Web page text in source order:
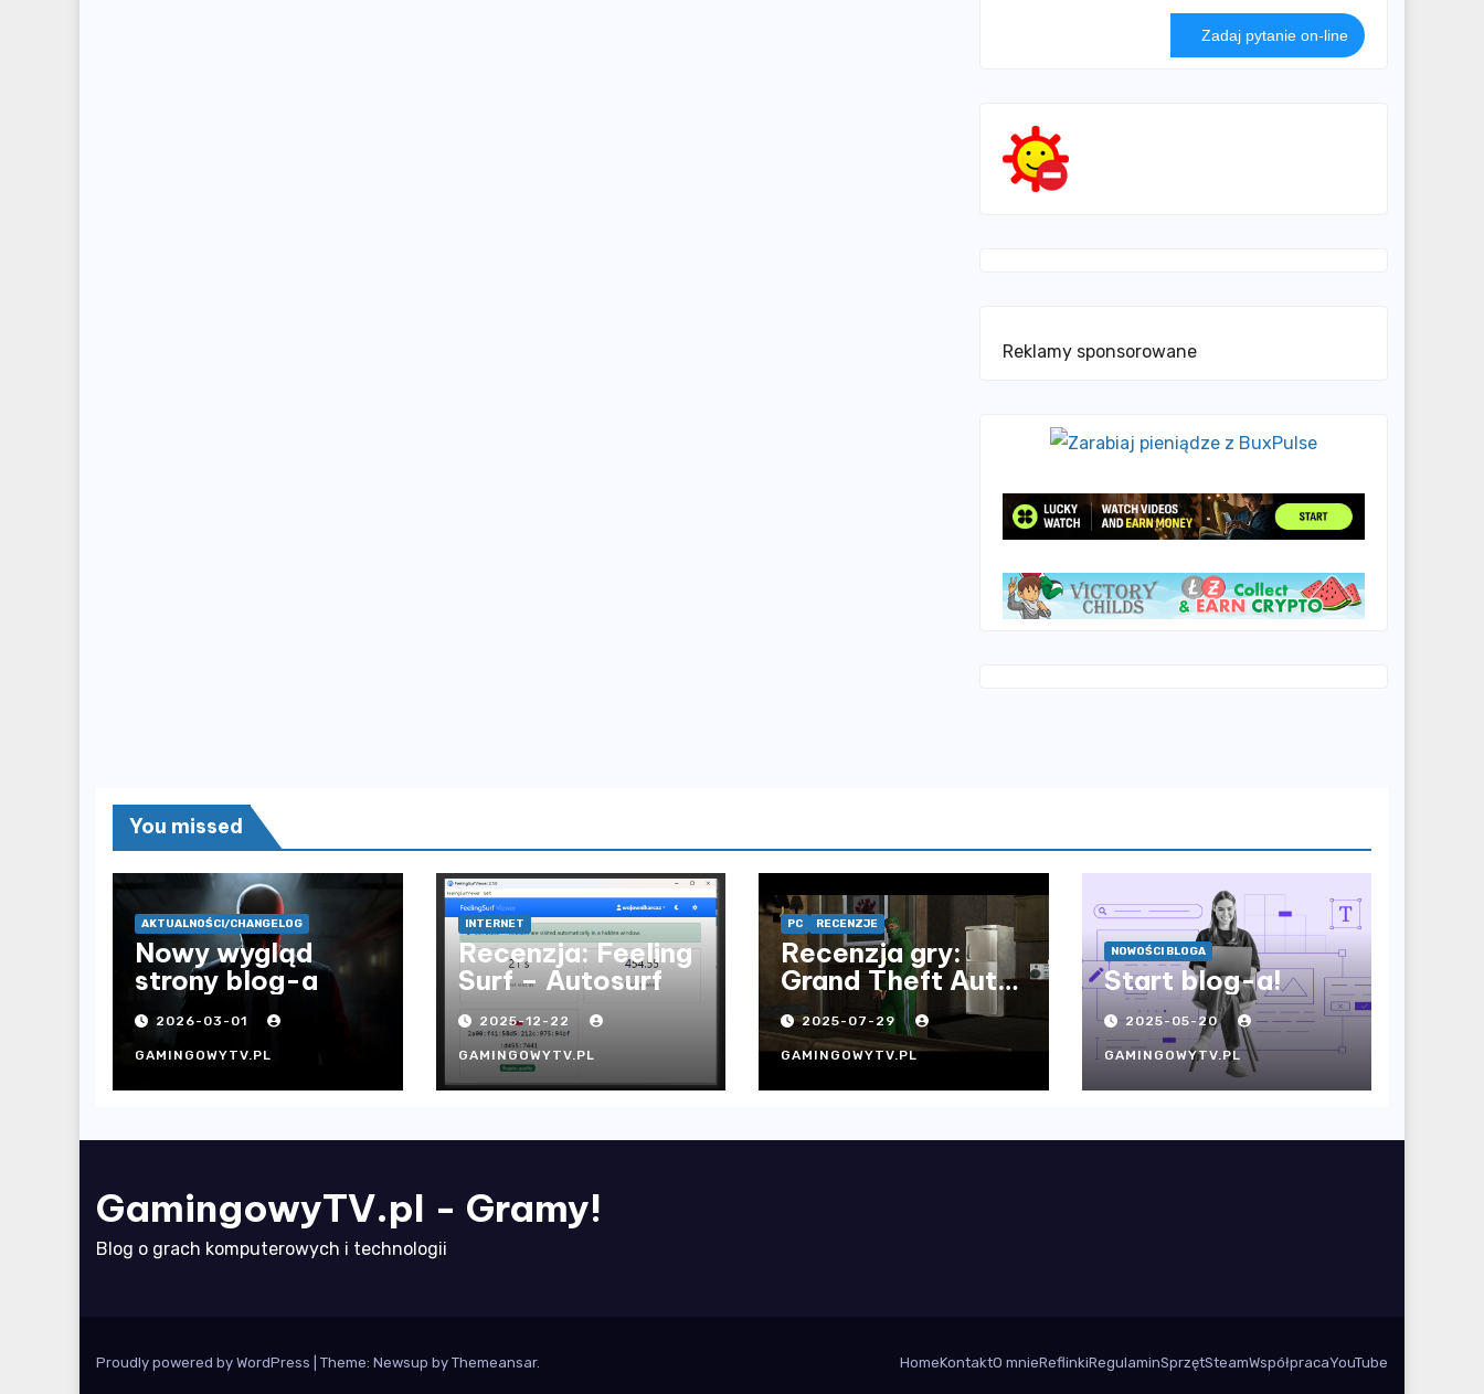
Zadaj pytanie on-line
Reklamy sponsorowane
You missed
AKTUALNOŚCI/CHANGELOG
Nowy wygląd
strony blog-a
2026-03-01
GAMINGOWYTV.PL
INTERNET
Recenzja: Feeling
Surf – Autosurf
2025-12-22
GAMINGOWYTV.PL
PC RECENZJE
Recenzja gry:
Grand Theft Auto
San Andreas
2025-07-29
GAMINGOWYTV.PL
NOWOŚCI BLOGA
Start blog-a!
2025-05-20
GAMINGOWYTV.PL
GamingowyTV.pl - Gramy!
Blog o grach komputerowych i technologii
Proudly powered by WordPress Theme: Newsup by Themeansar. HomeKontaktO mnieReflinkiRegulaminSprzętSteamWspółpracaYouTube